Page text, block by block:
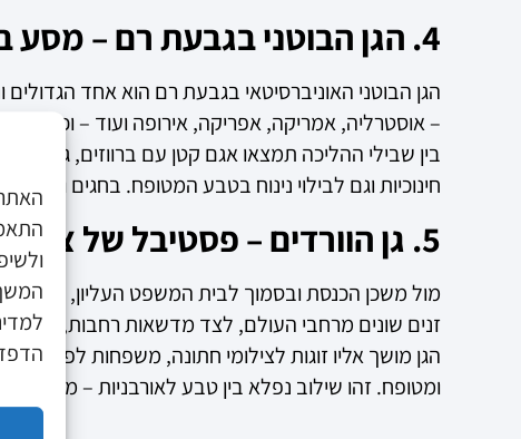
4. הגן הבוטני בגבעת רם – מסע בין יבשות
– אוסטרליה, אמריקה, אפריקה, אירופה ועוד – וכל
בין שבילי ההליכה תמצאו אגם קטן עם ברווזים, גן
חינוכיות וגם לבילוי נינוח בטבע המטופח. בחגים
5. גן הוורדים – פסטיבל של צבעים וריחות
זנים שונים מרחבי העולם, לצד מדשאות רחבות,
הגן מושך אליו זוגות לצילומי חתונה, משפחות
ומטופח. זהו שילוב נפלא בין טבע לאורבניות – ממש